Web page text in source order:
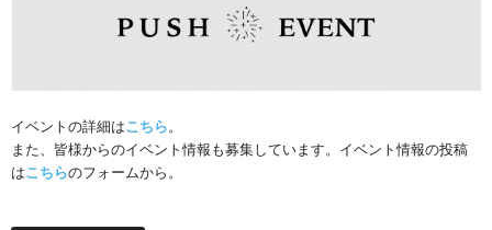
イベントの詳細はこちら。
また、皆様からのイベント情報も募集しています。イベント情報の投稿
はこちらのフォームから。